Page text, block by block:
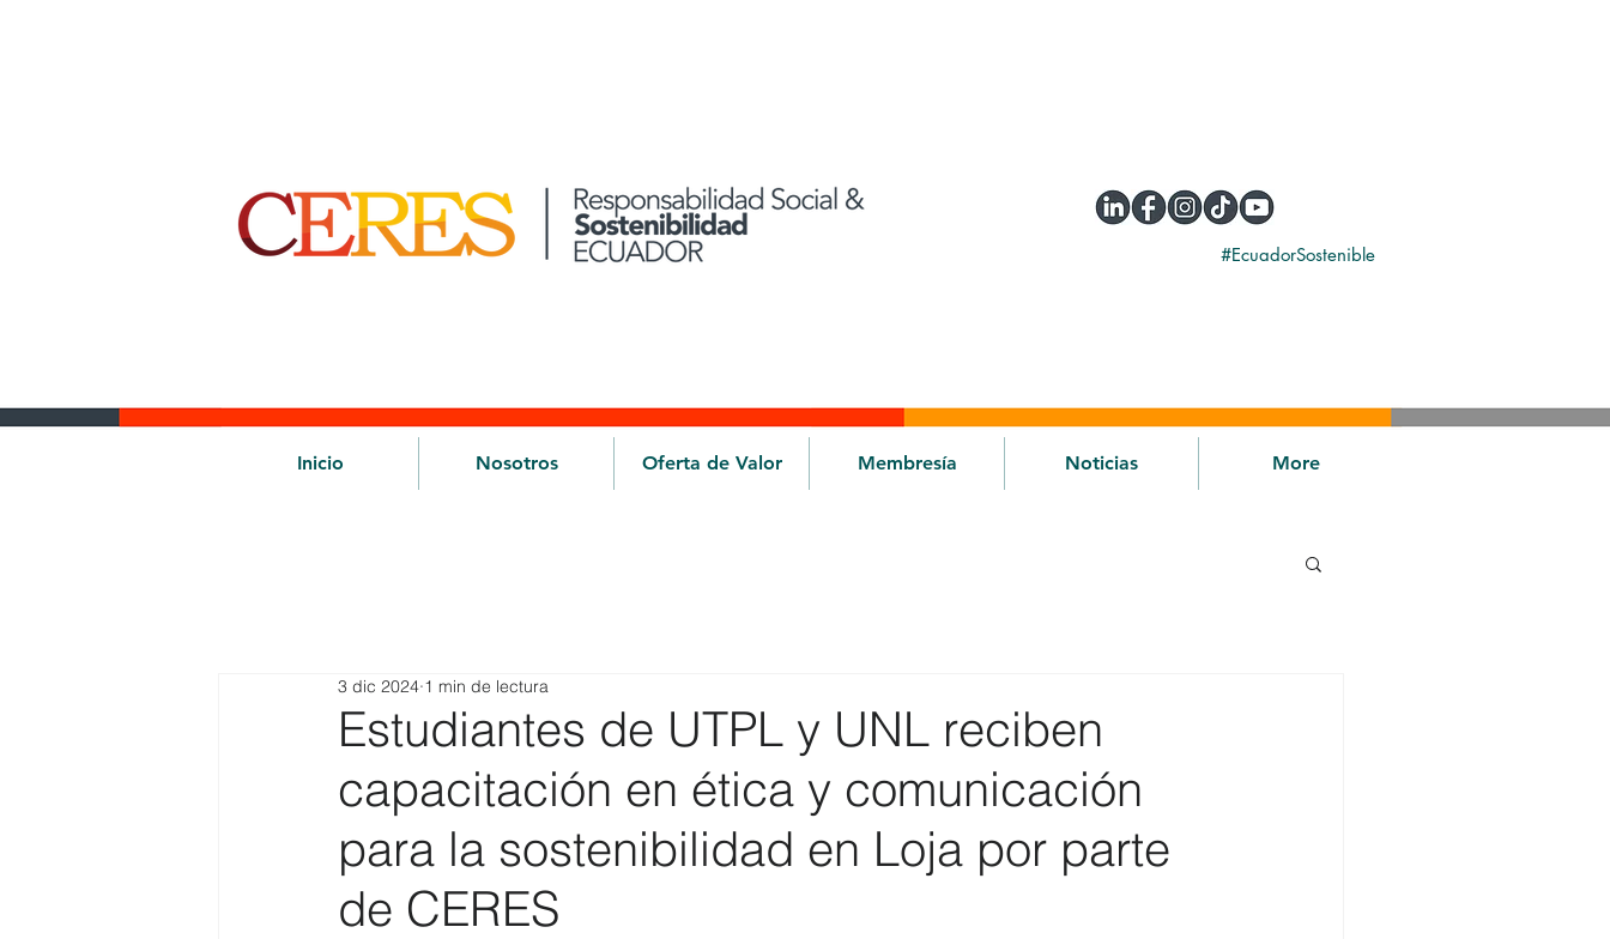
#EcuadorSostenible
Inicio Nosotros Oferta de Valor Membresía Noticias More
Estudiantes de UTPL y UNL reciben
capacitación en ética y comunicación
para la sostenibilidad en Loja por parte
de CERES
3 dic 2024 1 min de lectura